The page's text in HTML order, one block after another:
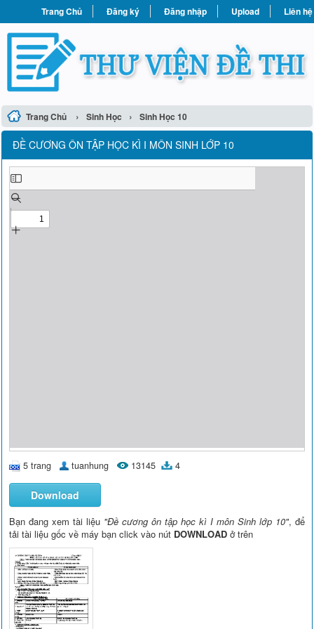
Trang Chủ Đăng ký Đăng nhập Upload Liên hệ
Trang Chủ › Sinh Học › Sinh Học 10
ĐỀ CƯƠNG ÔN TẬP HỌC KÌ I MÔN SINH LỚP 10
5 trang tuanhung 13145 4
Download
Bạn đang xem tài liệu "Đề cương ôn tập học kì I môn Sinh lớp 10", để
tải tài liệu gốc về máy bạn click vào nút DOWNLOAD ở trên